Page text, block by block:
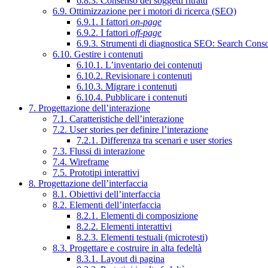
6.9. Ottimizzazione per i motori di ricerca (SEO)
6.9.1. I fattori on-page
6.9.2. I fattori off-page
6.9.3. Strumenti di diagnostica SEO: Search
6.10. Gestire i contenuti
6.10.1. L’inventario dei contenuti
6.10.2. Revisionare i contenuti
6.10.3. Migrare i contenuti
6.10.4. Pubblicare i contenuti
7. Progettazione dell’interazione
7.1. Caratteristiche dell’interazione
7.2. User stories per definire l’interazione
7.2.1. Differenza tra scenari e user stories
7.3. Flussi di interazione
7.4. Wireframe
7.5. Prototipi interattivi
8. Progettazione dell’interfaccia
8.1. Obiettivi dell’interfaccia
8.2. Elementi dell’interfaccia
8.2.1. Elementi di composizione
8.2.2. Elementi interattivi
8.2.3. Elementi testuali (microtesti)
8.3. Progettare e costruire in alta fedeltà
8.3.1. Layout di pagina